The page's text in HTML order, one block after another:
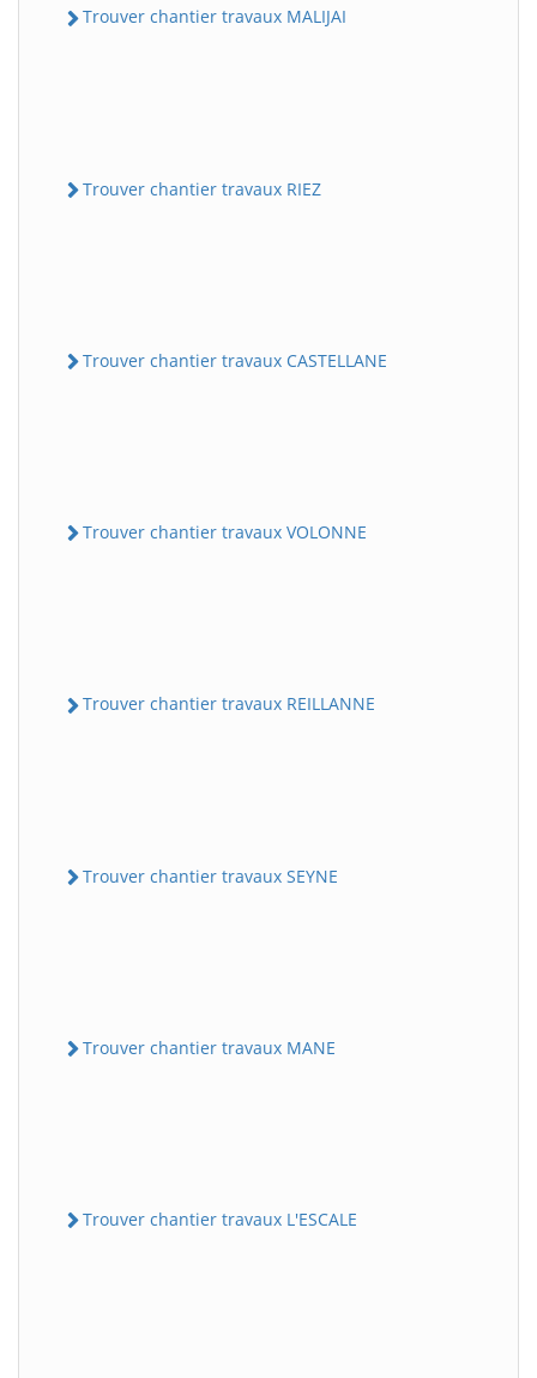
Trouver chantier travaux MALIJAI
Trouver chantier travaux RIEZ
Trouver chantier travaux CASTELLANE
Trouver chantier travaux VOLONNE
Trouver chantier travaux REILLANNE
Trouver chantier travaux SEYNE
Trouver chantier travaux MANE
Trouver chantier travaux L'ESCALE